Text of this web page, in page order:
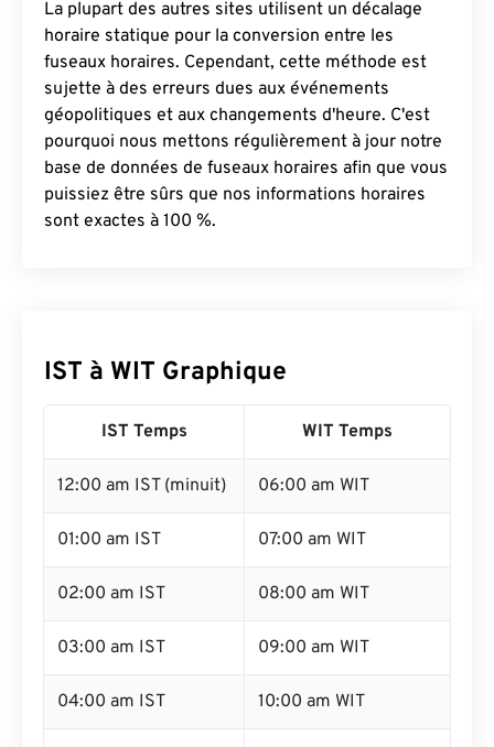
La plupart des autres sites utilisent un décalage
horaire statique pour la conversion entre les
fuseaux horaires. Cependant, cette méthode est
sujette à des erreurs dues aux événements
géopolitiques et aux changements d'heure. C'est
pourquoi nous mettons régulièrement à jour notre
base de données de fuseaux horaires afin que vous
puissiez être sûrs que nos informations horaires
sont exactes à 100 %.
IST à WIT Graphique
IST Temps WIT Temps
12:00 am IST (minuit) 06:00 am WIT
01:00 am IST 07:00 am WIT
02:00 am IST 08:00 am WIT
03:00 am IST 09:00 am WIT
04:00 am IST 10:00 am WIT